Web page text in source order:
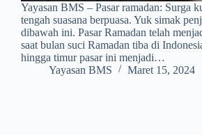
Yayasan BMS – Pasar ramadan: Surga
tengah suasana berpuasa. Yuk simak
dibawah ini. Pasar Ramadan telah
saat bulan suci Ramadan tiba di
hingga timur pasar ini menjadi…
Yayasan BMS
Maret 15, 2024